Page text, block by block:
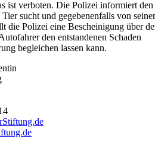
ist verboten. Die Polizei informiert den
Tier sucht und gegebenenfalls von
die Polizei eine Bescheinigung über
den entstandenen Schaden
begleichen lassen kann.